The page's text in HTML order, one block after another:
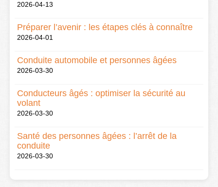
2026-04-13
Préparer l’avenir : les étapes clés à connaître
2026-04-01
Conduite automobile et personnes âgées
2026-03-30
Conducteurs âgés : optimiser la sécurité au
volant
2026-03-30
Santé des personnes âgées : l’arrêt de la
conduite
2026-03-30